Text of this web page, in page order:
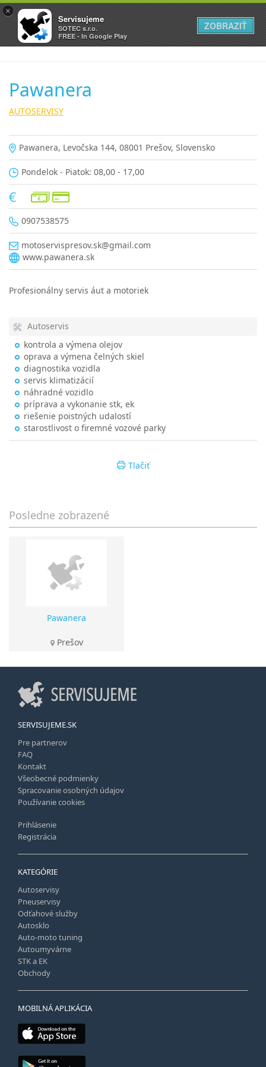
Pawanera
AUTOSERVISY
Pawanera, Levočska 144, 08001 Prešov, Slovensko
Pondelok - Piatok: 08,00 - 17,00
0907538575
motoservispresov.sk@gmail.com
www.pawanera.sk
Profesionálny servis áut a motoriek
Autoservis
kontrola a výmena olejov
oprava a výmena čelných skiel
diagnostika vozidla
servis klimatizácií
náhradné vozidlo
príprava a vykonanie stk, ek
riešenie poistných udalostí
starostlivost o firemné vozové parky
Tlačiť
Posledne zobrazené
Pawanera
Prešov
SERVISUJEME.SK
Pre partnerov
FAQ
Kontakt
Všeobecné podmienky
Spracovanie osobných údajov
Používanie cookies
Prihlásenie
Registrácia
KATEGÓRIE
Autoservisy
Pneuservisy
Odťahové služby
Autosklo
Auto-moto tuning
Autoumyvárne
STK a EK
Obchody
MOBILNÁ APLIKÁCIA
×
Servisujeme
SOTEC s.r.o.
FREE - In Google Play
ZOBRAZIŤ